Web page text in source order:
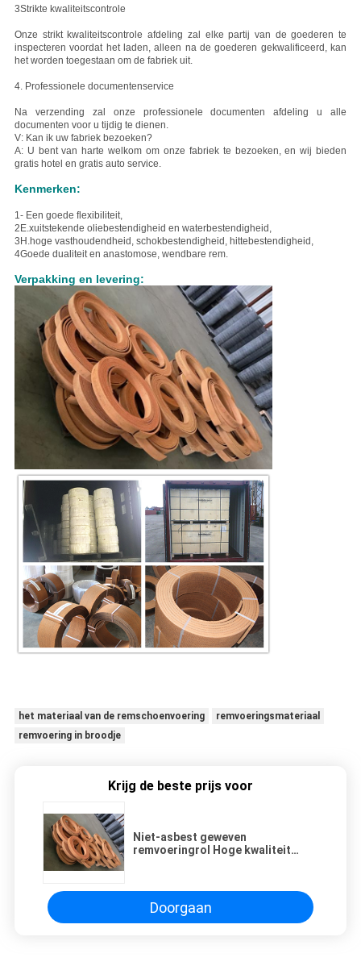
3Strikte kwaliteitscontrole
Onze strikt kwaliteitscontrole afdeling zal elke partij van de goederen te
inspecteren voordat het laden, alleen na de goederen gekwalificeerd, kan
het worden toegestaan om de fabriek uit.
4. Professionele documentenservice
Na verzending zal onze professionele documenten afdeling u alle
documenten voor u tijdig te dienen.
V: Kan ik uw fabriek bezoeken?
A: U bent van harte welkom om onze fabriek te bezoeken, en wij bieden
gratis hotel en gratis auto service.
Kenmerken:
1- Een goede flexibiliteit,
2E.xuitstekende oliebestendigheid en waterbestendigheid,
3H.hoge vasthoudendheid, schokbestendigheid, hittebestendigheid,
4Goede dualiteit en anastomose, wendbare rem.
Verpakking en levering:
het materiaal van de remschoenvoering
remvoeringsmateriaal
remvoering in broodje
Krijg de beste prijs voor
Niet-asbest geweven
remvoeringrol Hoge kwaliteit
Doorgaan